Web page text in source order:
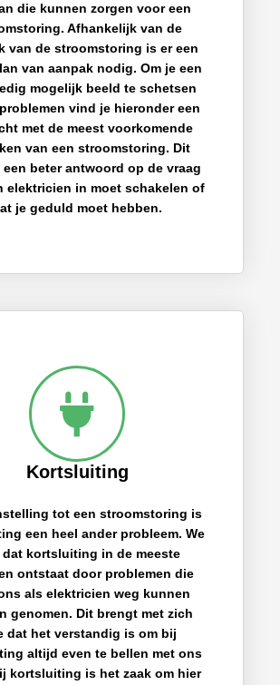
die kunnen zorgen voor een
Afhankelijk van de
van de stroomstoring is er een
van aanpak nodig. Om je een
mogelijk beeld te schetsen
vind je hieronder een
met de meest voorkomende
van een stroomstoring. Dit
een beter antwoord op de vraag
elektricien in moet schakelen of
je geduld moet hebben.
Kortsluiting
tot een stroomstoring is
een heel ander probleem. We
dat kortsluiting in de meeste
ontstaat door problemen die
als elektricien weg kunnen
genomen. Dit brengt met zich
dat het verstandig is om bij
altijd even te bellen met ons
kortsluiting is het zaak om hier